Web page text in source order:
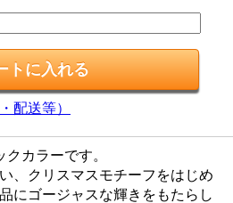
配送等）
カラーです。
、クリスマスモチーフをはじめ
にゴージャスな輝きをもたらし